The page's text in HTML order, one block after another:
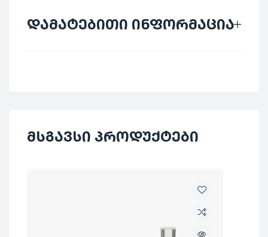
დამატებითი ინფორმაცია
კატეგორია
პრეპარატები
მსგავსი პროდუქტები